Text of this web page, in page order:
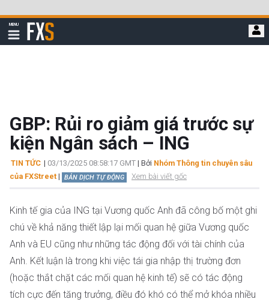
qua
đi
MENU
Hiển
thị
FXStreet
GBP: Rủi ro giảm giá trước sự
kiện Ngân sách – ING
TIN TỨC | 03/13/2025 08:58:17 GMT | Bởi Nhóm Thông tin chuyên sâu
của FXStreet | BẢN DỊCH TỰ ĐỘNG Xem bài viết gốc
Kinh tế gia của ING tại Vương quốc Anh đã công bố một ghi
chú về khả năng thiết lập lại mối quan hệ giữa Vương quốc
Anh và EU cũng như những tác động đối với tài chính của
Anh. Kết luận là trong khi việc tái gia nhập thị trường đơn
(hoặc thắt chặt các mối quan hệ kinh tế) sẽ có tác động
tích cực đến tăng trưởng, điều đó khó có thể mở khóa nhiều